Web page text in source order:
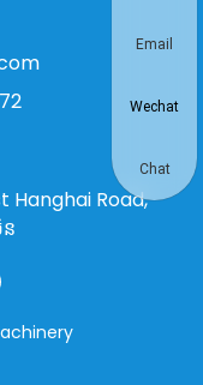
Hanghai Road,
Email
Wechat
Chat